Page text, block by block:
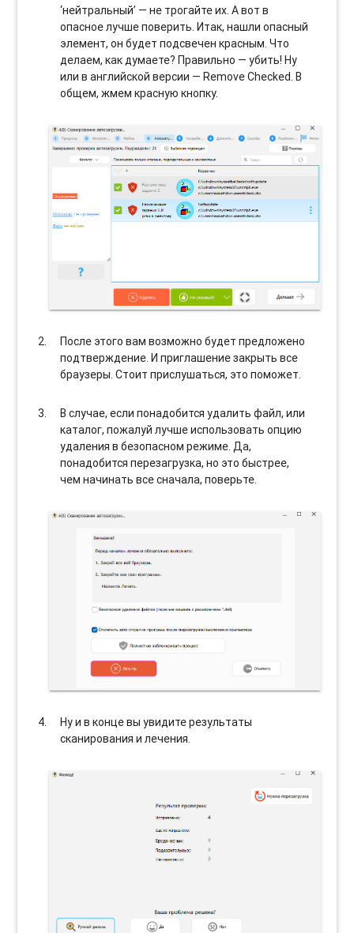
‘нейтральный’ — не трогайте их. А вот в
опасное лучше поверить. Итак, нашли опасный
элемент, он будет подсвечен красным. Что
делаем, как думаете? Правильно — убить! Ну
или в английской версии — Remove Checked. В
общем, жмем красную кнопку.
После этого вам возможно будет предложено
подтверждение. И приглашение закрыть все
браузеры. Стоит прислушаться, это поможет.
В случае, если понадобится удалить файл, или
каталог, пожалуй лучше использовать опцию
удаления в безопасном режиме. Да,
понадобится перезагрузка, но это быстрее,
чем начинать все сначала, поверьте.
Ну и в конце вы увидите результаты
сканирования и лечения.